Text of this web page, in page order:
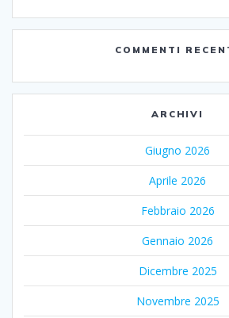
COMMENTI
ARCHIVI
Giugno 2026
Aprile 2026
Febbraio 2026
Gennaio 2026
Dicembre 2025
Novembre 2025